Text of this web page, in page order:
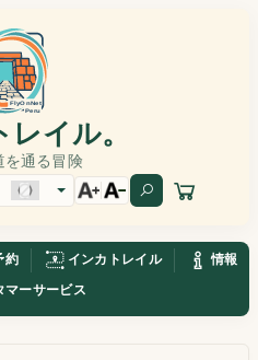
イル。
を通る冒険
約 インカトレイル
情報
マーサービス